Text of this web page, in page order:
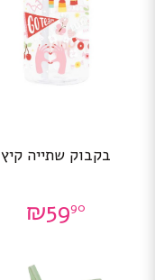
בקבוק שתייה קיץ
₪5990